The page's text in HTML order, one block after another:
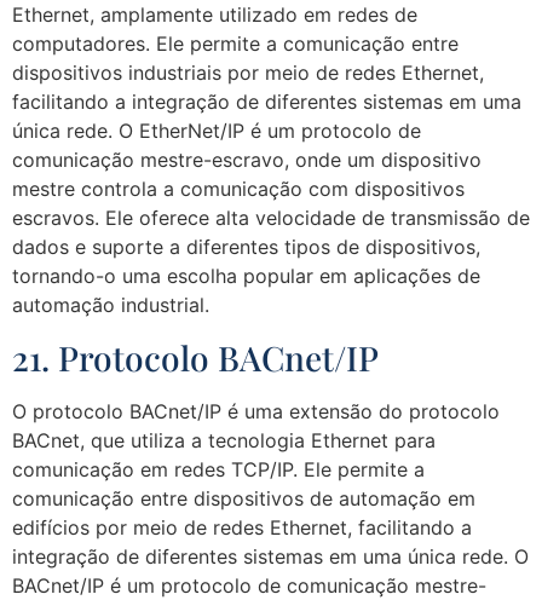
Ethernet, amplamente utilizado em redes de
computadores. Ele permite a comunicação entre
dispositivos industriais por meio de redes Ethernet,
facilitando a integração de diferentes sistemas em uma
única rede. O EtherNet/IP é um protocolo de
comunicação mestre-escravo, onde um dispositivo
mestre controla a comunicação com dispositivos
escravos. Ele oferece alta velocidade de transmissão de
dados e suporte a diferentes tipos de dispositivos,
tornando-o uma escolha popular em aplicações de
automação industrial.
21. Protocolo BACnet/IP
O protocolo BACnet/IP é uma extensão do protocolo
BACnet, que utiliza a tecnologia Ethernet para
comunicação em redes TCP/IP. Ele permite a
comunicação entre dispositivos de automação em
edifícios por meio de redes Ethernet, facilitando a
integração de diferentes sistemas em uma única rede. O
BACnet/IP é um protocolo de comunicação mestre-